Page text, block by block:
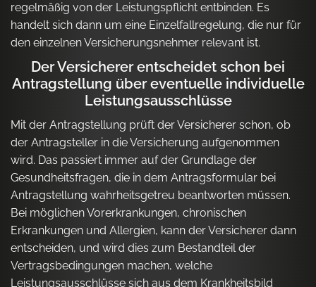
regelmäßig von der Leistungspflicht entbinden. Es
handelt sich dann um eine Einzelfallregelung, die nur für
den einzelnen Versicherungsnehmer relevant ist.
Der Versicherer entscheidet schon bei
Antragstellung über eventuelle individuelle
Leistungsausschlüsse
Mit der Antragstellung prüft der Versicherer schon, ob
der Antragsteller in die Versicherung aufgenommen
wird. Das passiert immer auf der Grundlage der
Gesundheitsfragen, die in dem Antragsformular bei
Antragstellung wahrheitsgetreu beantworten müssen.
Bei möglichen Vorerkrankungen, chronischen
Erkrankungen und Allergien, kann der Versicherer dann
entscheiden, und wird dies zum Bestandteil der
Vertragsbedingungen machen, welche
Leistungsausschlüsse sich aus dem Krankheitsbild